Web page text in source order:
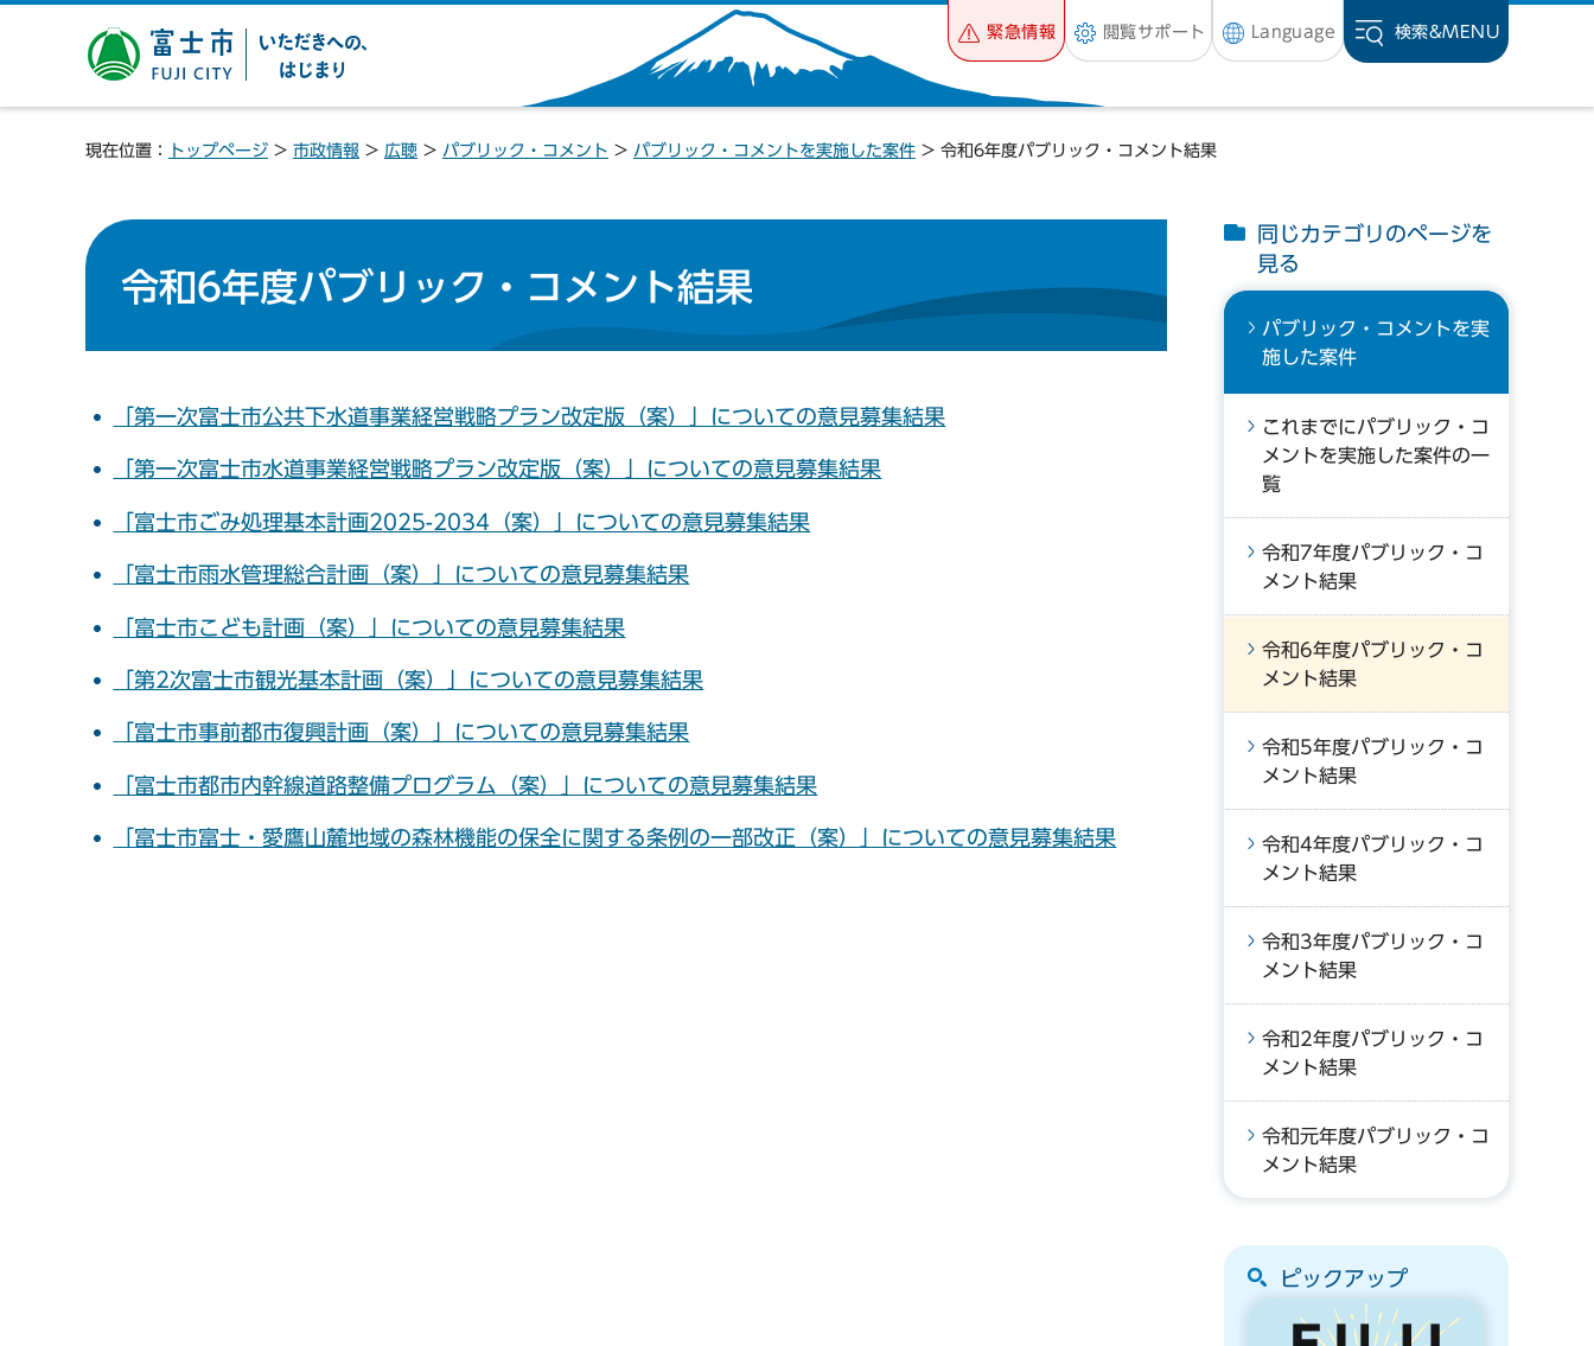
富士市 いただきへの、は
じまり
緊急情報 閲覧サポート Language 検索&MENU
現在位置： トップページ > 市政情報 > 広聴 > パブリック・コメント > パブリック・コメントを実施した案件 > 令和6年度パブリック・コメント結果
令和6年度パブリック・コメント結果
「第一次富士市公共下水道事業経営戦略プラン改定版（案）」についての意見募集結果
「第一次富士市水道事業経営戦略プラン改定版（案）」についての意見募集結果
「富士市ごみ処理基本計画2025-2034（案）」についての意見募集結果
「富士市雨水管理総合計画（案）」についての意見募集結果
「富士市こども計画（案）」についての意見募集結果
「第2次富士市観光基本計画（案）」についての意見募集結果
「富士市事前都市復興計画（案）」についての意見募集結果
「富士市都市内幹線道路整備プログラム（案）」についての意見募集結果
「富士市富士・愛鷹山麓地域の森林機能の保全に関する条例の一部改正（案）」についての意見募集結果
同じカテゴリのページを
見る
パブリック・コメントを実
施した案件
これまでにパブリック・コ
メントを実施した案件の一
覧
令和7年度パブリック・コ
メント結果
令和6年度パブリック・コ
メント結果
令和5年度パブリック・コ
メント結果
令和4年度パブリック・コ
メント結果
令和3年度パブリック・コ
メント結果
令和2年度パブリック・コ
メント結果
令和元年度パブリック・コ
メント結果
ピックアップ